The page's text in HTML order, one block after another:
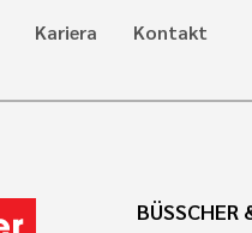
Kariera Kontakt
BÜSSCHER